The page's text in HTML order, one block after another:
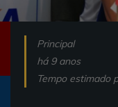
Principal
há 9 anos
Tempo estimado